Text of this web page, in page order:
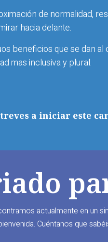
de normalidad,
hacia delante.
beneficios que se dan
mas inclusiva y plural.
a iniciar este
actualmente en un
Cuéntanos que